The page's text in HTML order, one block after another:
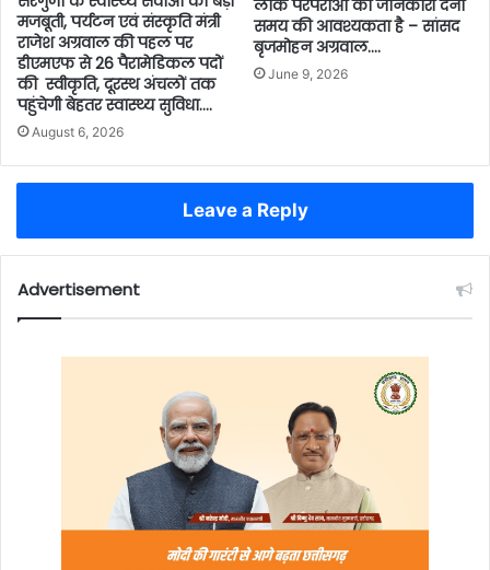
मजबूती, पर्यटन एवं संस्कृति मंत्री
राजेश अग्रवाल की पहल पर
डीएमएफ से 26 पैरामेडिकल पदों
की स्वीकृति, दूरस्थ अंचलों तक
पहुंचेगी बेहतर स्वास्थ्य सुविधा….
August 6, 2026
लोक परंपराओं की जानकारी देना
समय की आवश्यकता है – सांसद
बृजमोहन अग्रवाल….
June 9, 2026
Leave a Reply
Advertisement